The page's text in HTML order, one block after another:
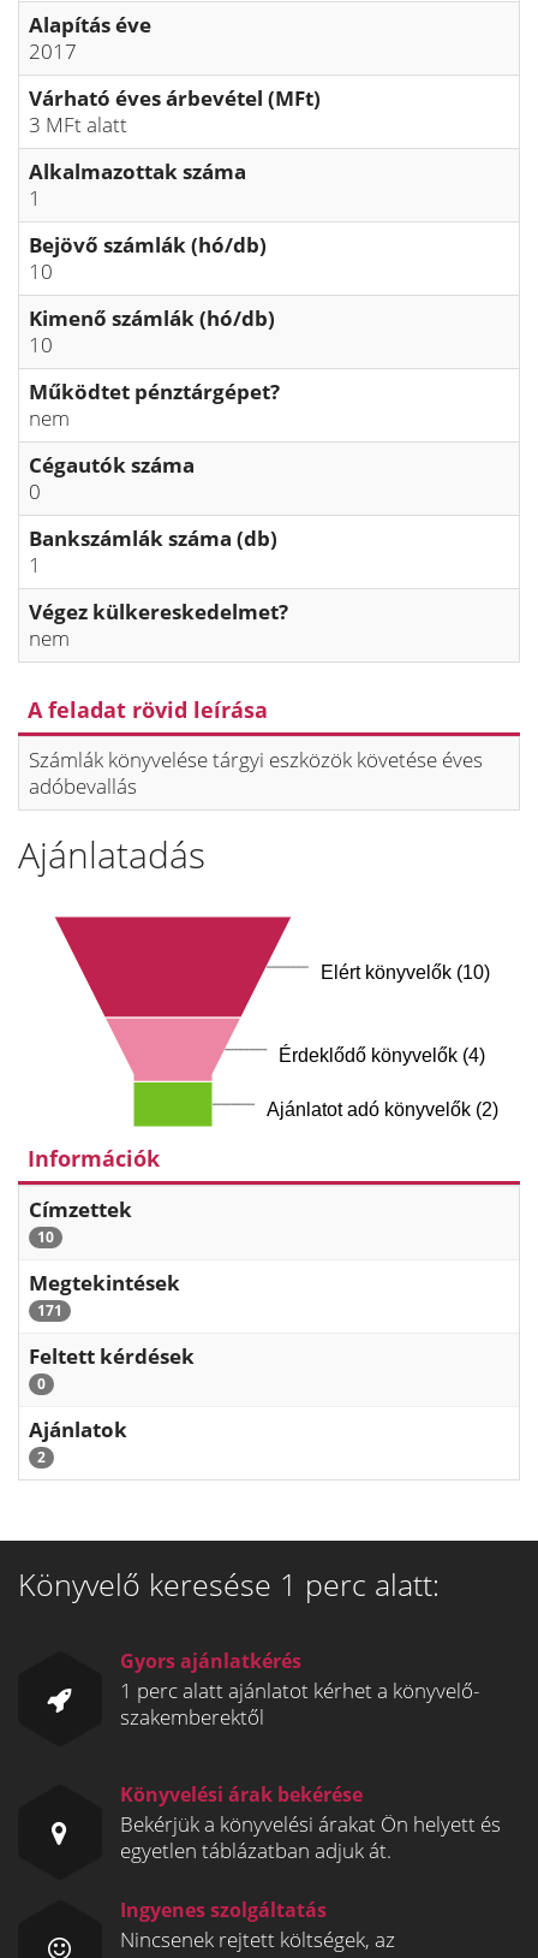
Alapítás éve
2017
Várható éves árbevétel (MFt)
3 MFt alatt
Alkalmazottak száma
1
Bejövő számlák (hó/db)
10
Kimenő számlák (hó/db)
10
Működtet pénztárgépet?
nem
Cégautók száma
0
Bankszámlák száma (db)
1
Végez külkereskedelmet?
nem
A feladat rövid leírása
Számlák könyvelése tárgyi eszközök követése éves
adóbevallás
Ajánlatadás
Elért könyvelők (10)
Érdeklődő könyvelők (4)
Ajánlatot adó könyvelők (2)
Információk
Címzettek
10
Megtekintések
171
Feltett kérdések
0
Ajánlatok
2
Könyvelő keresése 1 perc alatt:
Gyors ajánlatkérés
1 perc alatt ajánlatot kérhet a könyvelő-
szakemberektől
Könyvelési árak bekérése
Bekérjük a könyvelési árakat Ön helyett és
egyetlen táblázatban adjuk át.
Ingyenes szolgáltatás
Nincsenek rejtett költségek, az